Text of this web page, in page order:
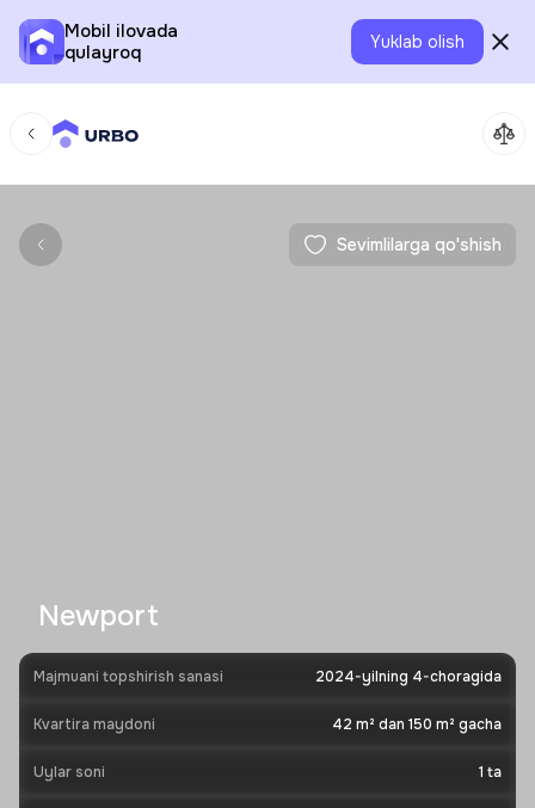
Mobil ilovada
qulayroq
Yuklab olish
Sevimlilarga qo'shish
Newport
Majmuani topshirish sanasi 2024-yilning 4-choragida
Kvartira maydoni 42 m² dan 150 m² gacha
Uylar soni 1 ta